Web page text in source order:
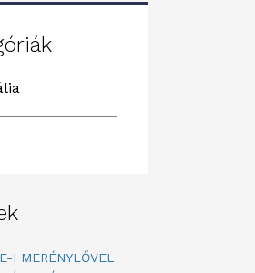
I MERÉNYLŐVEL